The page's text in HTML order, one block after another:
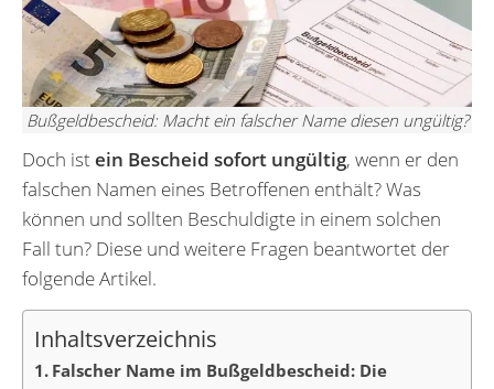
Bußgeldbescheid: Macht ein falscher Name diesen ungültig?
Doch ist ein Bescheid sofort ungültig, wenn er den
falschen Namen eines Betroffenen enthält? Was
können und sollten Beschuldigte in einem solchen
Fall tun? Diese und weitere Fragen beantwortet der
folgende Artikel.
Inhaltsverzeichnis
Falscher Name im Bußgeldbescheid: Die